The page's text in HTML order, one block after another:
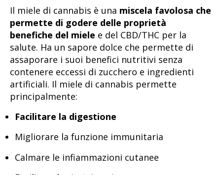
Il miele di cannabis è una miscela favolosa che
permette di godere delle proprietà
benefiche del miele e del CBD/THC per la
salute. Ha un sapore dolce che permette di
assaporare i suoi benefici nutritivi senza
contenere eccessi di zucchero e ingredienti
artificiali. Il miele di cannabis permette
principalmente:
Facilitare la digestione
Migliorare la funzione immunitaria
Calmare le infiammazioni cutanee